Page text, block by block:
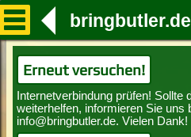
bringbutler.de
Erneut versuchen!